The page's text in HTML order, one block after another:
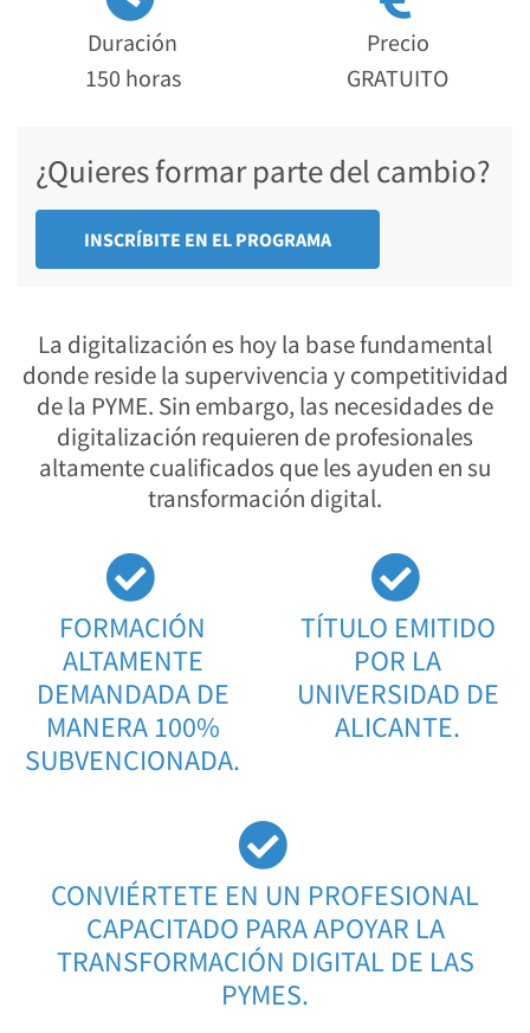
Duración
150 horas
Precio
GRATUITO
¿Quieres formar parte del cambio?
INSCRÍBITE EN EL PROGRAMA
La digitalización es hoy la base fundamental
donde reside la supervivencia y competitividad
de la PYME. Sin embargo, las necesidades de
digitalización requieren de profesionales
altamente cualificados que les ayuden en su
transformación digital.
FORMACIÓN
ALTAMENTE
DEMANDADA DE
MANERA 100%
SUBVENCIONADA.
TÍTULO EMITIDO
POR LA
UNIVERSIDAD DE
ALICANTE.
CONVIÉRTETE EN UN PROFESIONAL
CAPACITADO PARA APOYAR LA
TRANSFORMACIÓN DIGITAL DE LAS
PYMES.